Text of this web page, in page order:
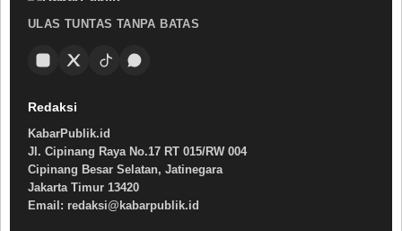
ULAS TUNTAS TANPA BATAS
Redaksi
KabarPublik.id
Jl. Cipinang Raya No.17 RT 015/RW 004
Cipinang Besar Selatan, Jatinegara
Jakarta Timur 13420
Email: redaksi@kabarpublik.id